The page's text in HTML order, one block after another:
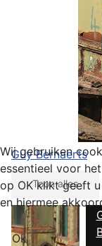
Guy Bernaerts
Toon alles
Wij gebruiken
essentieel voor
op OK klikt geeft
en hiermee
Ok